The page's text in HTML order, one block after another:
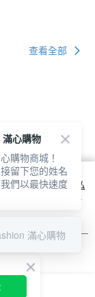
查看全部
詳情，及若您不希
請參閱本網站「
隱私
本公司得按本網站使
心購物
購物商城！
留下您的姓名
們以最快速度
滿心購物